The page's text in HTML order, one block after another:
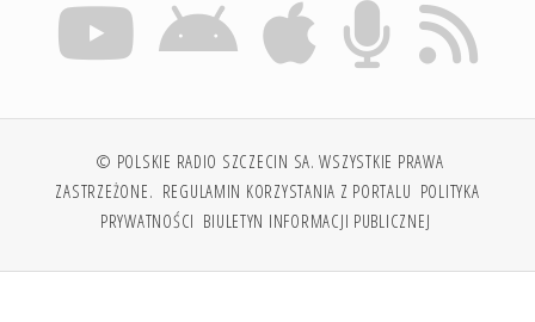
© POLSKIE RADIO SZCZECIN SA. WSZYSTKIE PRAWA
ZASTRZEŻONE. REGULAMIN KORZYSTANIA Z PORTALU POLITYKA
PRYWATNOŚCI BIULETYN INFORMACJI PUBLICZNEJ